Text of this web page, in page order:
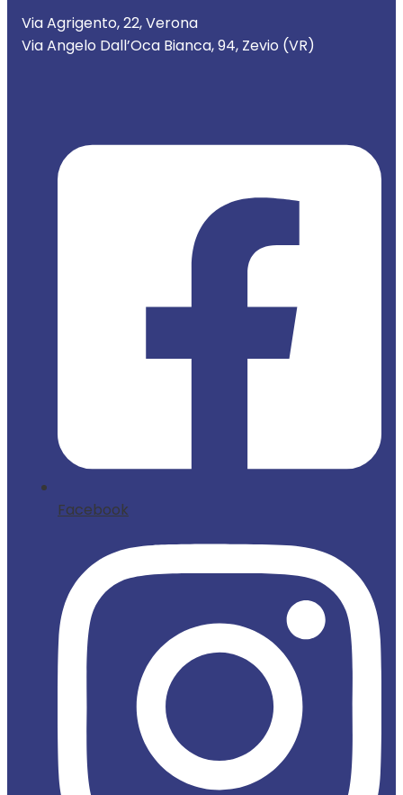
Via Agrigento, 22, Verona
Via Angelo Dall’Oca Bianca, 94, Zevio (VR)
Facebook